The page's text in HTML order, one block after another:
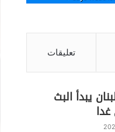
تعليقات
يبدأ البث